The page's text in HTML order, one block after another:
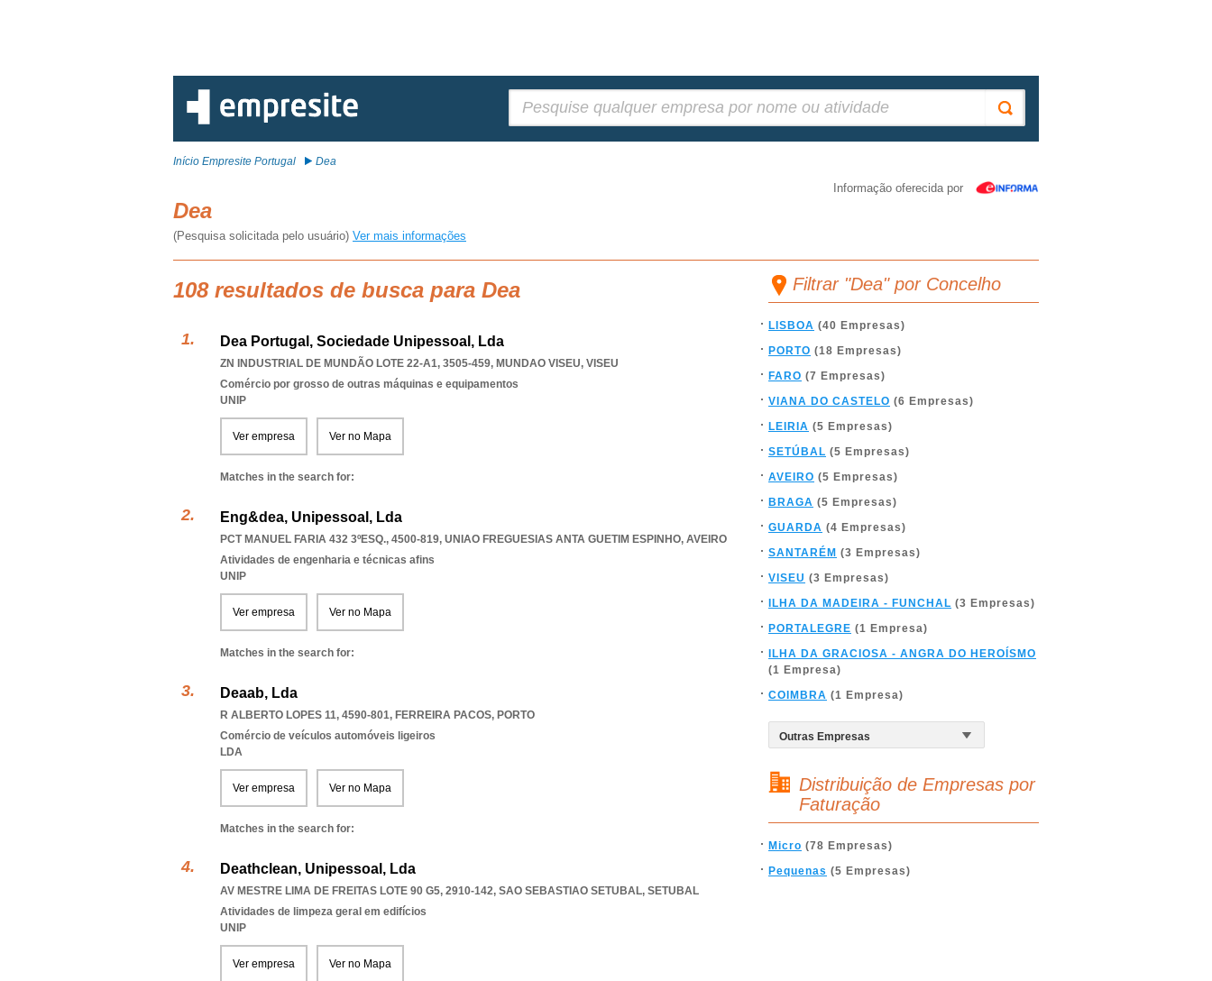
Início Empresite Portugal Dea
Informação oferecida por
Dea
(Pesquisa solicitada pelo usuário) Ver mais informações
108 resultados de busca para Dea
Dea Portugal, Sociedade Unipessoal, Lda
ZN INDUSTRIAL DE MUNDÃO LOTE 22-A1, 3505-459, MUNDAO VISEU, VISEU
Comércio por grosso de outras máquinas e equipamentos
UNIP
Ver empresa Ver no Mapa
Matches in the search for:
Eng&dea, Unipessoal, Lda
PCT MANUEL FARIA 432 3ºESQ., 4500-819, UNIAO FREGUESIAS ANTA GUETIM ESPINHO, AVEIRO
Atividades de engenharia e técnicas afins
UNIP
Ver empresa Ver no Mapa
Matches in the search for:
Deaab, Lda
R ALBERTO LOPES 11, 4590-801, FERREIRA PACOS, PORTO
Comércio de veículos automóveis ligeiros
LDA
Ver empresa Ver no Mapa
Matches in the search for:
Deathclean, Unipessoal, Lda
AV MESTRE LIMA DE FREITAS LOTE 90 G5, 2910-142, SAO SEBASTIAO SETUBAL, SETUBAL
Atividades de limpeza geral em edifícios
UNIP
Ver empresa Ver no Mapa
Filtrar "Dea" por Concelho
LISBOA (40 Empresas)
PORTO (18 Empresas)
FARO (7 Empresas)
VIANA DO CASTELO (6 Empresas)
LEIRIA (5 Empresas)
SETÚBAL (5 Empresas)
AVEIRO (5 Empresas)
BRAGA (5 Empresas)
GUARDA (4 Empresas)
SANTARÉM (3 Empresas)
VISEU (3 Empresas)
ILHA DA MADEIRA - FUNCHAL (3 Empresas)
PORTALEGRE (1 Empresa)
ILHA DA GRACIOSA - ANGRA DO HEROÍSMO
(1 Empresa)
COIMBRA (1 Empresa)
Distribuição de Empresas por
Faturação
Micro (78 Empresas)
Pequenas (5 Empresas)